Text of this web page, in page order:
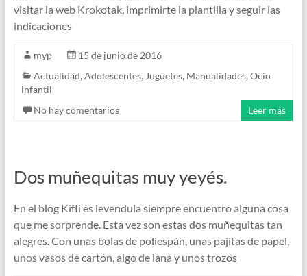
visitar la web Krokotak, imprimirte la plantilla y seguir las
indicaciones
myp
15 de junio de 2016
Actualidad, Adolescentes, Juguetes, Manualidades, Ocio
infantil
No hay comentarios
Leer más
Dos muñequitas muy yeyés.
En el blog Kifli ès levendula siempre encuentro alguna cosa
que me sorprende. Esta vez son estas dos muñequitas tan
alegres. Con unas bolas de poliespán, unas pajitas de papel,
unos vasos de cartón, algo de lana y unos trozos